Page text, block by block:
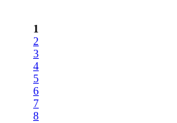
1
2
3
4
5
6
7
8